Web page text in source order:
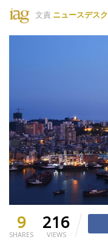
文責 ニュースデスク
9
SHARES
216
VIEWS